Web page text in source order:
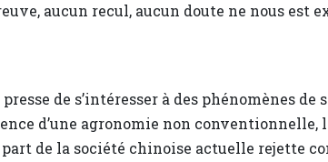
aucun recul, aucun doute ne nous est
de s’intéresser à des phénomènes de
d’une agronomie non conventionnelle,
de la société chinoise actuelle rejette